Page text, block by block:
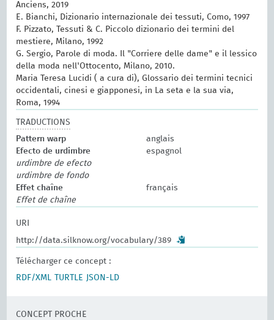
Anciens, 2019
E. Bianchi, Dizionario internazionale dei tessuti, Como, 1997
F. Pizzato, Tessuti & C. Piccolo dizionario dei termini del
mestiere, Milano, 1992
G. Sergio, Parole di moda. Il "Corriere delle dame" e il lessico
della moda nell'Ottocento, Milano, 2010.
Maria Teresa Lucidi ( a cura di), Glossario dei termini tecnici
occidentali, cinesi e giapponesi, in La seta e la sua via,
Roma, 1994
TRADUCTIONS
Pattern warp
anglais
Efecto de urdimbre
espagnol
urdimbre de efecto
urdimbre de fondo
Effet chaîne
français
Effet de chaîne
URI
http://data.silknow.org/vocabulary/389
Télécharger ce concept :
RDF/XML
TURTLE JSON-LD
CONCEPT PROCHE